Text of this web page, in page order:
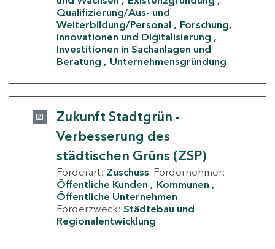
Qualifizierung/Aus- und
Weiterbildung/Personal
Forschung,
Innovationen und Digitalisierung
Investitionen in Sachanlagen und
Beratung
Unternehmensgründung
Zukunft Stadtgrün -
Verbesserung des
städtischen Grüns (ZSP)
Förderart: Zuschuss Fördernehmer:
Öffentliche Kunden
Kommunen
Öffentliche Unternehmen
Förderzweck: Städtebau und
Regionalentwicklung